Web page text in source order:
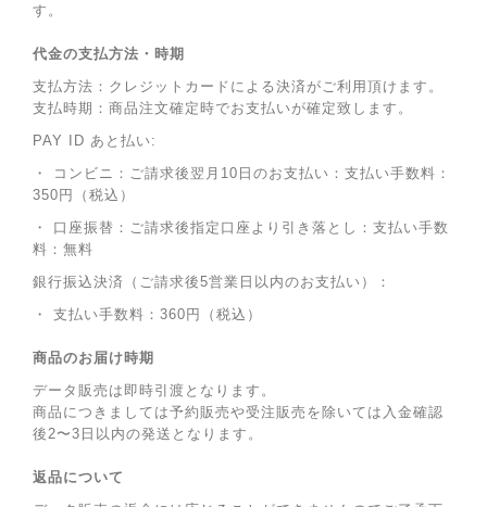
す。
代金の支払方法・時期
支払方法：クレジットカードによる決済がご利用頂けます。
支払時期：商品注文確定時でお支払いが確定致します。
PAY ID あと払い:
・ コンビニ：ご請求後翌月10日のお支払い：支払い手数料：
350円（税込）
・ 口座振替：ご請求後指定口座より引き落とし：支払い手数
料：無料
銀行振込決済（ご請求後5営業日以内のお支払い）：
・ 支払い手数料：360円（税込）
商品のお届け時期
データ販売は即時引渡となります。
商品につきましては予約販売や受注販売を除いては入金確認
後2〜3日以内の発送となります。
返品について